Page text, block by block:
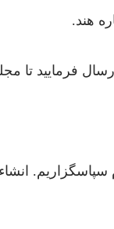
هند.
فرمایید تا